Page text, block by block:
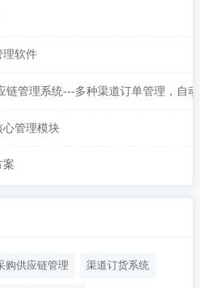
理软件
管理系统---多种渠道订单管理，自动化
管理模块
案
购供应链管理 渠道订货系统